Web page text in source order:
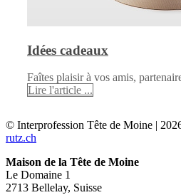
Idées cadeaux
Faîtes plaisir à vos amis,
Lire l'article ...
© Interprofession Tête de Moine |
rutz.ch
Maison de la Tête de Moine
Le Domaine 1
2713 Bellelay, Suisse